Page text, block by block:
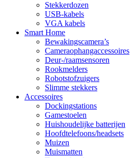
Stekkerdozen
USB-kabels
VGA kabels
Smart Home
Bewakingscamera’s
Cameraophangaccessoires
Deur-/raamsensoren
Rookmelders
Robotstofzuigers
Slimme stekkers
Accessoires
Dockingstations
Gamestoelen
Huishoudelijke batterijen
Hoofdtelefoons/headsets
Muizen
Muismatten